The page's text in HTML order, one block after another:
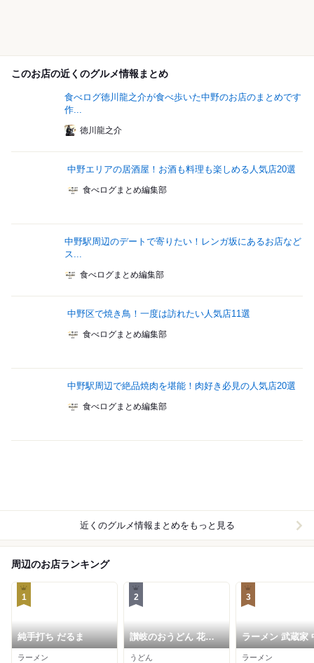
このお店の近くのグルメ情報まとめ
食べログ徳川龍之介が食べ歩いた中野のお店のまとめです
作...
徳川龍之介
中野エリアの居酒屋！お酒も料理も楽しめる人気店20選
食べログまとめ編集部
中野駅周辺のデートで寄りたい！レンガ坂にあるお店など
ス...
食べログまとめ編集部
中野区で焼き鳥！一度は訪れたい人気店11選
食べログまとめ編集部
中野駅周辺で絶品焼肉を堪能！肉好き必見の人気店20選
食べログまとめ編集部
近くのグルメ情報まとめをもっと見る
周辺のお店ランキング
1
純手打ち だるま
ラーメン
2
讃岐のおうどん 花は
咲く 新中野本店
うどん
3
ラーメン 武蔵家
本店
ラーメン